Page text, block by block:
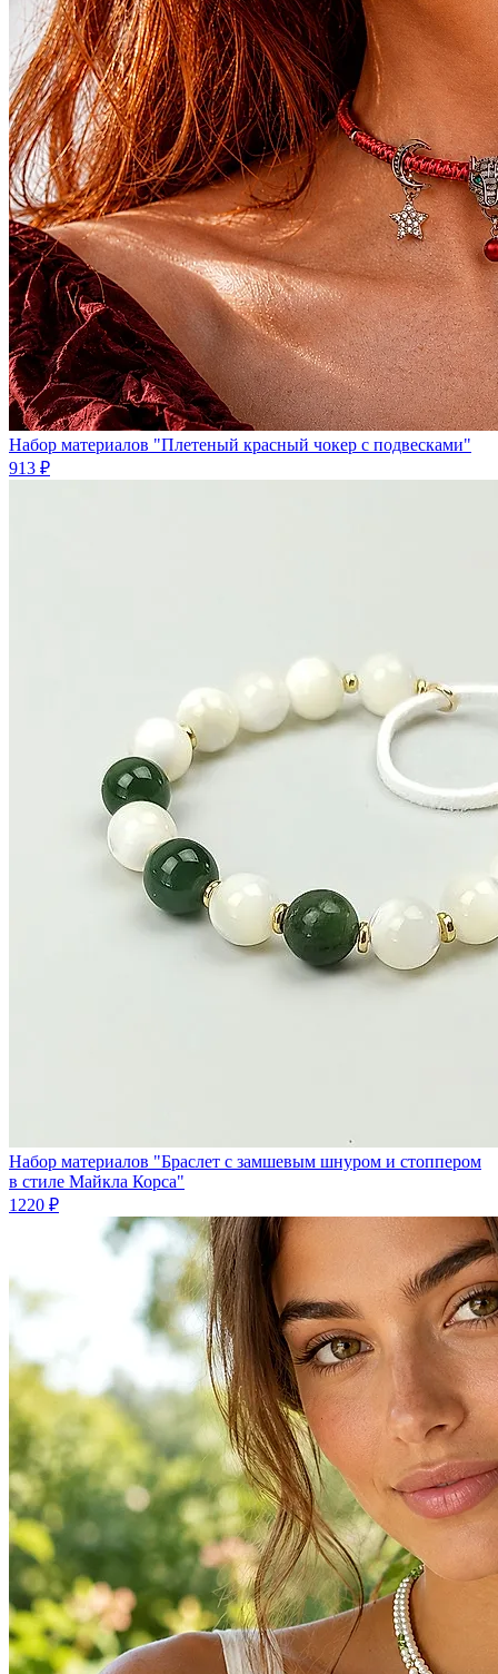
Набор материалов "Плетеный красный чокер с подвесками"
913 ₽
Набор материалов "Браслет с замшевым шнуром и стоппером
в стиле Майкла Корса"
1220 ₽